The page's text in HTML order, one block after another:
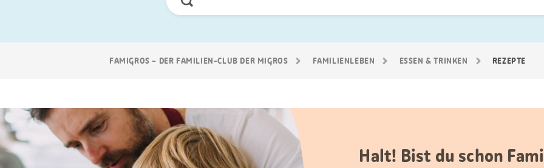
Jetzt
FAMIGROS – DER FAMILIEN-CLUB DER MIGROS FAMILIEN­LEBEN ESSEN & TRINKEN REZEPTE
Halt! Bist du schon